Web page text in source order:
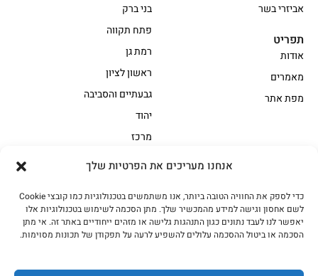
אנחנו מעריכים את הפרטיות שלך
כדי לספק את החוויה הטובה ביותר, אנו משתמשים בטכנולוגיות כמו קובצי Cookie
לשם אחסון וגישה למידע מהמכשיר שלך. מתן הסכמה לשימוש בטכנולוגיות אלו
יאפשר לנו לעבד נתונים כגון התנהגות גלישה או מזהים ייחודיים באתר זה. אי מתן
הסכמה או ביטול ההסכמה עלולים להשפיע לרעה על תפקודן של תכונות מסוימות.
אווז
בשר בקר משובח
בשר בקר עגלה משובח
בשר למעשנת
הודו
חלקים אחוריים
בני ברק
פתח תקווה
רמת גן
ראשון לציון
גבעתיים והסביבה
יהוד
מרכז
אביזרי בשר
תפריט
אודות
מאמרים
מפת אתר